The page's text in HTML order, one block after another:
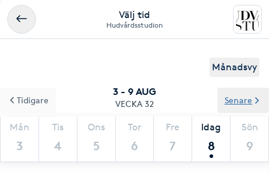
Välj tid
Hudvårdsstudion
Månadsvy
3 - 9 AUG
VECKA 32
Mån
3
Tis
4
Ons
5
Tor
6
Fre
7
Idag
8
Sön
9
Tidigare Senare